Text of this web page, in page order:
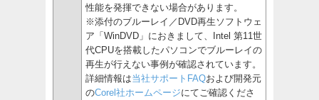
性能を発揮できない場合があります。
※添付のブルーレイ／DVD再生ソフトウェ
ア「WinDVD」におきまして、Intel 第11世
代CPUを搭載したパソコンでブルーレイの
再生が行えない事例が確認されています。
詳細情報は当社サポートFAQおよび開発元
のCorel社ホームページにてご確認くださ